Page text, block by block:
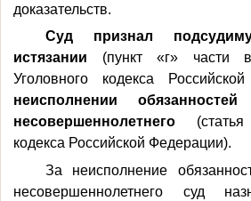
доказательств.
Суд признал
истязании (пункт «г» части
Уголовного кодекса
неисполнении
несовершеннолетнего
кодекса Российской Федерации).
За неисполнение
несовершеннолетнего суд